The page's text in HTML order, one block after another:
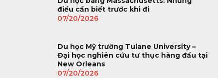
điều cần biết trước khi đi
07/20/2026
Du học Mỹ trường Tulane University –
Đại học nghiên cứu tư thục hàng đầu tại
New Orleans
07/20/2026